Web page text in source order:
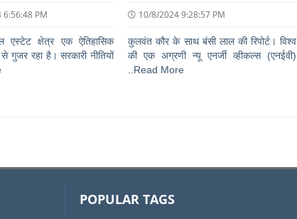
PM
एस्टेट क्षेत्र एक ऐतिहासिक
से गुजर रहा है। सरकारी नीतियों
10/8/2024 9:28:57 PM
कुलवंत कौर के साथ बंसी लाल की रिपोर्ट। विश्व
की एक अग्रणी न्यू एनर्जी व्हीकल्स (एनईवी)
..Read More
POPULAR TAGS